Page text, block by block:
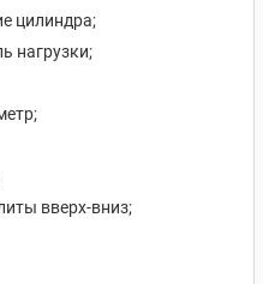
цилиндра;
нагрузки;
вверх-вниз;